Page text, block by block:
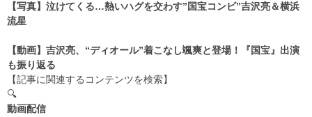
【写真】泣けてくる…熱いハグを交わす”国宝コンビ”吉沢亮＆横浜
流星
【動画】吉沢亮、“ディオール”着こなし颯爽と登場！『国宝』出演
も振り返る
【記事に関連するコンテンツを検索】
🔍
動画配信